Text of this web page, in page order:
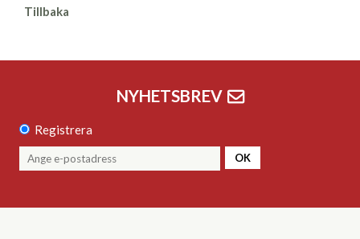
Tillbaka
NYHETSBREV
Registrera
OK